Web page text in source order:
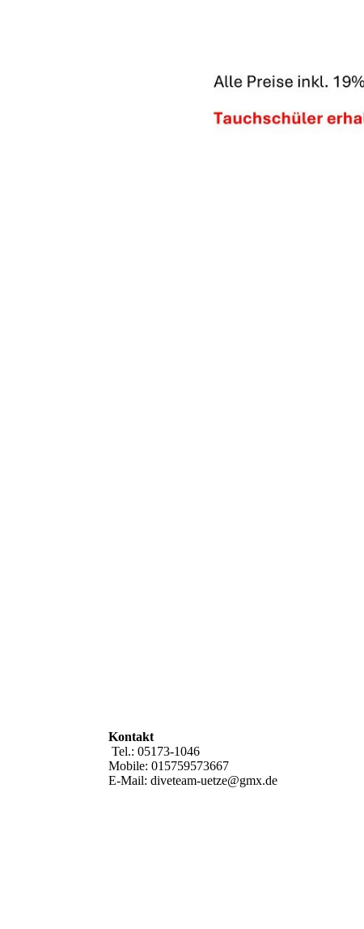
Kontakt
Tel.: 05173-1046
Mobile: 015759573667
E-Mail: diveteam-uetze@gmx.de